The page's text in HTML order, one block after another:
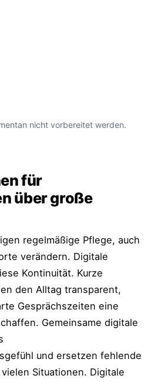
nicht vorbereitet werden.
für
über große
regelmäßige Pflege, auch
verändern. Digitale
Kontinuität. Kurze
den Alltag transparent,
Gesprächszeiten eine
Gemeinsame digitale
und ersetzen fehlende
Situationen. Digitale